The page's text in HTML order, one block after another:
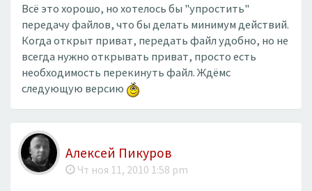
Всё это хорошо, но хотелось бы "упростить"
передачу файлов, что бы делать минимум действий.
Когда открыт приват, передать файл удобно, но не
всегда нужно открывать приват, просто есть
необходимость перекинуть файл. Ждёмс
следующую версию
Алексей Пикуров
Чт ноя 11, 2010 1:58 pm